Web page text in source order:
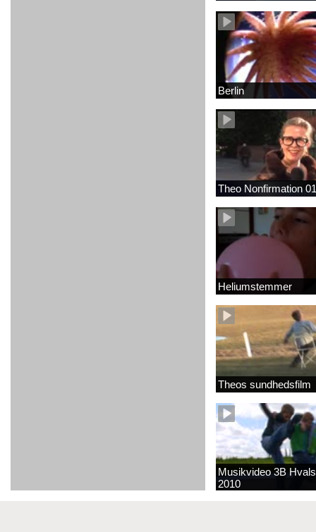
Berlin
Theo Nonfirmation 01
Heliumstemmer
Theos sundhedsfilm
Musikvideo 3B
2010